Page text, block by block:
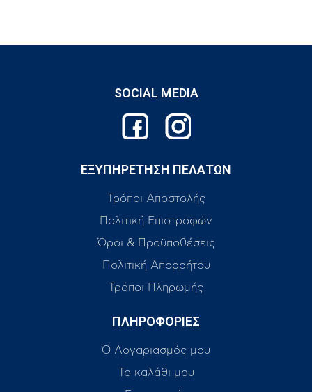
SOCIAL MEDIA
ΕΞΥΠΗΡΕΤΗΣΗ ΠΕΛΑΤΩΝ
Τρόποι Αποστολής
Πολιτική Επιστροφών
Όροι & Προϋποθέσεις
Πολιτική Απορρήτου
Τρόποι Πληρωμής
ΠΛΗΡΟΦΟΡΙΕΣ
Ο Λογαριασμός μου
Το καλάθι μου